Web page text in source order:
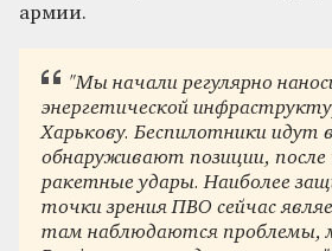
армии.
"Мы начали регулярно
энергетической
Харькову. Беспилотники идут
обнаруживают позиции, после
ракетные удары. Наиболее
точки зрения ПВО сейчас
там наблюдаются проблемы,